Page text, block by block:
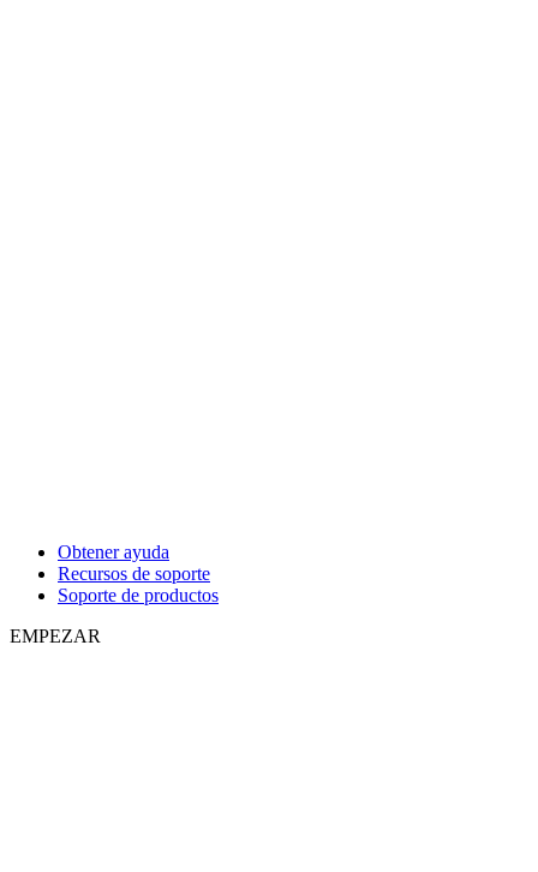
Obtener ayuda
Recursos de soporte
Soporte de productos
EMPEZAR